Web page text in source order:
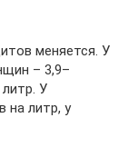
меняется. У
– 3,9–
литр. У
на литр, у